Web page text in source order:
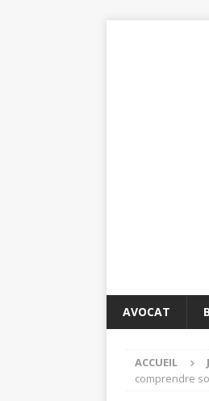
AVOCAT
ACCUEIL
comprendre